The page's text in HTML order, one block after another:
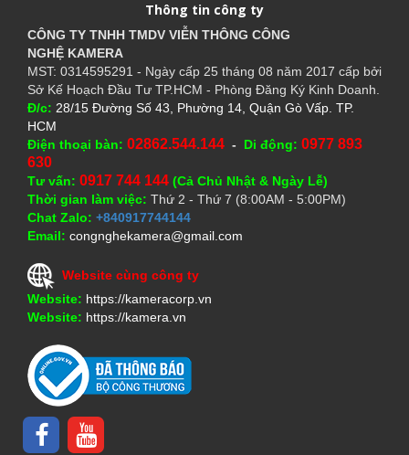
Thông tin công ty
CÔNG TY TNHH TMDV VIỄN THÔNG CÔNG
NGHỆ KAMERA
MST: 0314595291 - Ngày cấp 25 tháng 08 năm 2017 cấp bởi
Sở Kế Hoạch Đầu Tư TP.HCM - Phòng Đăng Ký Kinh Doanh.
Đ/c: 28/15 Đường Số 43, Phường 14, Quận Gò Vấp. TP.
HCM
Điện thoại bàn: 02862.544.144 - Di động: 0977 893
630
Tư vấn: 0917 744 144 (Cả Chủ Nhật & Ngày Lễ)
Thời gian làm việc: Thứ 2 - Thứ 7 (8:00AM - 5:00PM)
Chat Zalo: +840917744144
Email: congnghekamera@gmail.com
Website cùng công ty
Website: https://kameracorp.vn
Website: https://kamera.vn